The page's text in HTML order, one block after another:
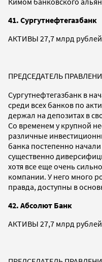
41. Сургутнефтегазбанк
АКТИВЫ 27,7 млрд рублей
ПРЕДСЕДАТЕЛЬ
Сургутнефтегазбанк в
среди всех банков по
держал на депозитах в
Со временем у крупной
различные
банка постепенно
существенно
хотя все еще очень
компании. У него много
правда, доступны в
42. Абсолют Банк
АКТИВЫ 27,7 млрд рублей